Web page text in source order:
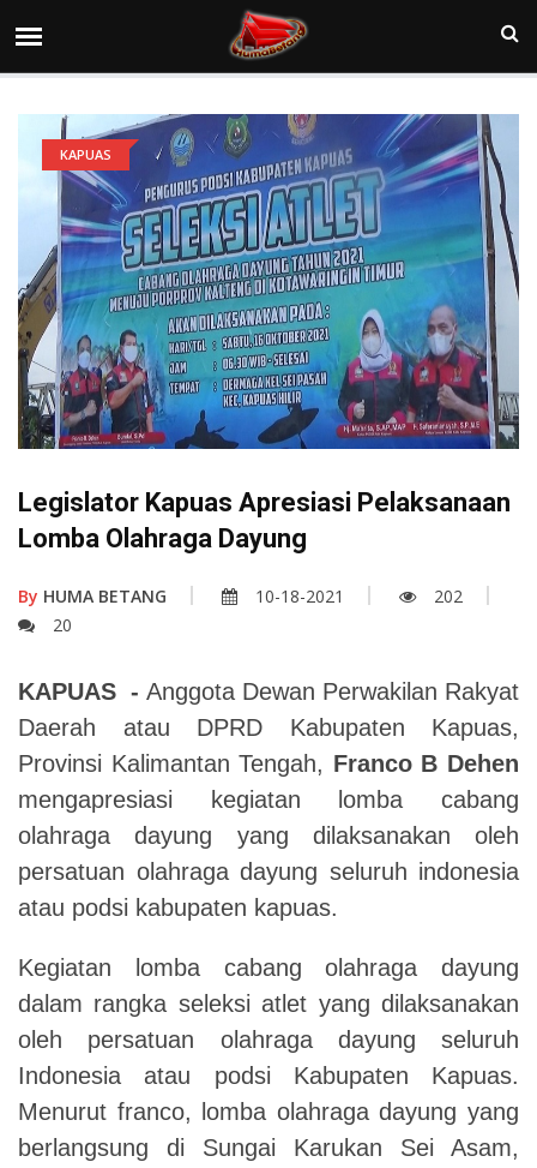
KAPUAS
Legislator Kapuas Apresiasi Pelaksanaan
Lomba Olahraga Dayung
By HUMA BETANG 10-18-2021
202
20
KAPUAS - Anggota Dewan Perwakilan Rakyat
Daerah atau DPRD Kabupaten Kapuas,
Provinsi Kalimantan Tengah, Franco B Dehen
mengapresiasi kegiatan lomba cabang
olahraga dayung yang dilaksanakan oleh
persatuan olahraga dayung seluruh indonesia
atau podsi kabupaten kapuas.
Kegiatan lomba cabang olahraga dayung
dalam rangka seleksi atlet yang dilaksanakan
oleh persatuan olahraga dayung seluruh
Indonesia atau podsi Kabupaten Kapuas.
Menurut franco, lomba olahraga dayung yang
berlangsung di Sungai Karukan Sei Asam,